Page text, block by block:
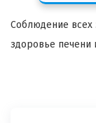
Соблюдение
здоровье печени